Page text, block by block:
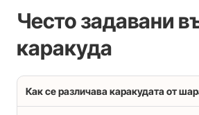
Често задавани
каракуда
Как се различава каракудата от